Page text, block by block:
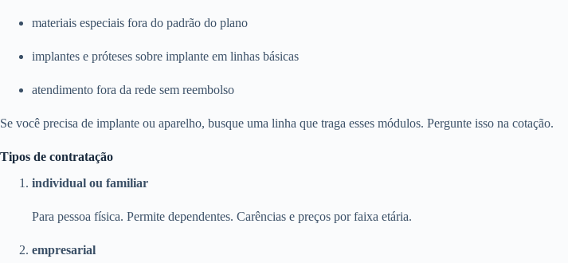
materiais especiais fora do padrão do plano
implantes e próteses sobre implante em linhas básicas
atendimento fora da rede sem reembolso
Se você precisa de implante ou aparelho, busque uma linha que traga esses módulos. Pergunte isso na cotação.
Tipos de contratação
individual ou familiar
Para pessoa física. Permite dependentes. Carências e preços por faixa etária.
empresarial